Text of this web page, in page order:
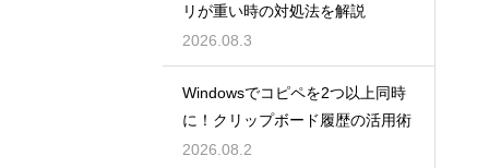
リが重い時の対処法を解説
2026.08.3
Windowsでコピペを2つ以上同時
に！クリップボード履歴の活用術
2026.08.2